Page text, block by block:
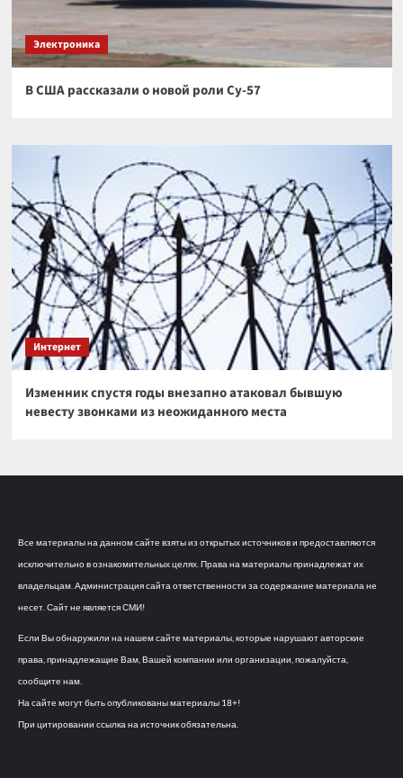
Электроника
В США рассказали о новой роли Су-57
Интернет
Изменник спустя годы внезапно атаковал бывшую
невесту звонками из неожиданного места
Все материалы на данном сайте взяты из открытых источников и предоставляются
исключительно в ознакомительных целях. Права на материалы принадлежат их
владельцам. Администрация сайта ответственности за содержание материала не
несет. Сайт не является СМИ!
Если Вы обнаружили на нашем сайте материалы, которые нарушают авторские
права, принадлежащие Вам, Вашей компании или организации, пожалуйста,
сообщите нам.
На сайте могут быть опубликованы материалы 18+!
При цитировании ссылка на источник обязательна.